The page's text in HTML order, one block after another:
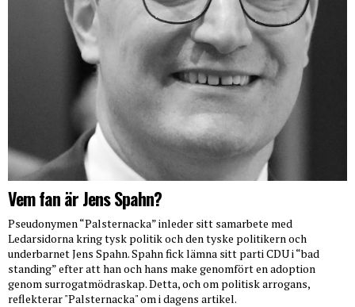
Vem fan är Jens Spahn?
Pseudonymen “Palsternacka” inleder sitt samarbete med
Ledarsidorna kring tysk politik och den tyske politikern och
underbarnet Jens Spahn. Spahn fick lämna sitt parti CDU i “bad
standing” efter att han och hans make genomfört en adoption
genom surrogatmödraskap. Detta, och om politisk arrogans,
reflekterar "Palsternacka" om i dagens artikel.